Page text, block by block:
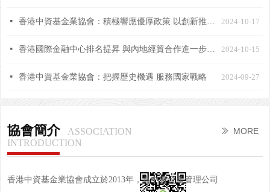
2024-10-17
넷 香港中資基金業協會：積極響應優厚政策 以創新推動行業發展
2024-10-15
넷 香港國際金融中心排名提昇 與內地經貿合作進一步深化
2024-09-27
넷 香港中資基金業協會：把握歷史機遇 服務國家戰略
協會簡介
ASSOCIATION
INTRODUCTION
ꅀ MORE
香港中資基金業協會成立於2013年，為中資資產管理公司